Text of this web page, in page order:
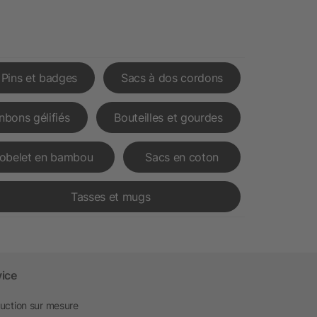
Pins et badges Sacs à dos cordons
gélifiés Bouteilles et gourdes
en bambou Sacs en coton
Tasses et mugs
sur mesure